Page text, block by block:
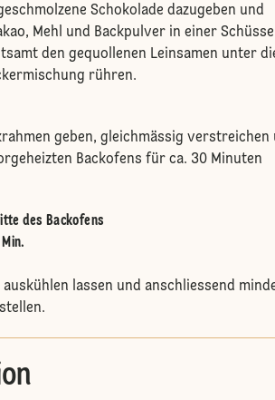
Schokolade dazugeben und
Mehl und Backpulver in einer Schüssel
den gequollenen Leinsamen unter
rühren.
geben, gleichmässig verstreichen
Backofens für ca. 30 Minuten
des Backofens
auskühlen lassen und anschliessend